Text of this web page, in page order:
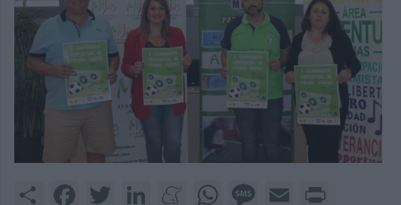
Share FacebookTwitter LinkedInMeneameWhatsAppMessage
Email